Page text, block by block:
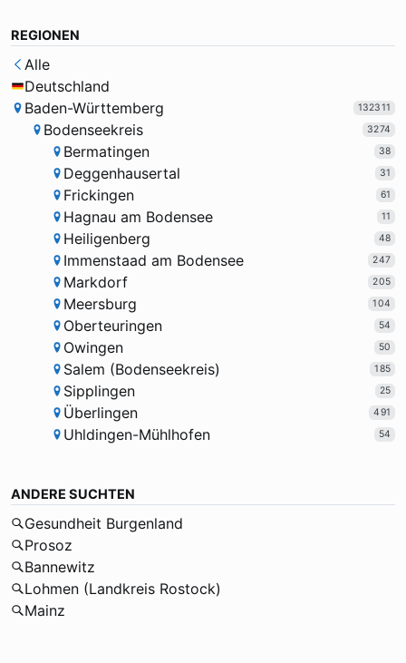
REGIONEN
Alle
Deutschland
Baden-Württemberg
132311
Bodenseekreis 3274
Bermatingen 38
Deggenhausertal 31
Frickingen 61
Hagnau am Bodensee 11
Heiligenberg 48
Immenstaad am Bodensee 247
Markdorf 205
Meersburg 104
Oberteuringen 54
Owingen 50
Salem (Bodenseekreis) 185
Sipplingen 25
Überlingen 491
Uhldingen-Mühlhofen 54
ANDERE SUCHTEN
Gesundheit Burgenland
Prosoz
Bannewitz
Lohmen (Landkreis Rostock)
Mainz